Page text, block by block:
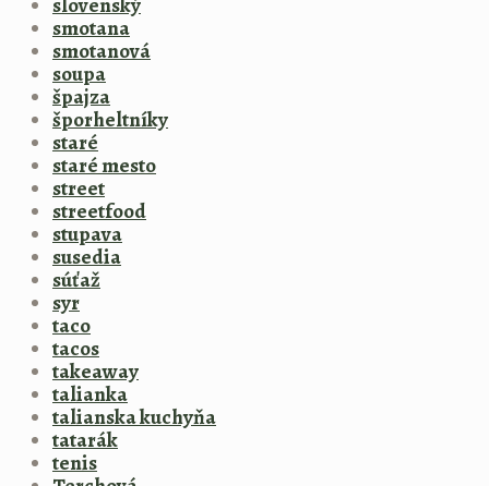
slovenský
smotana
smotanová
soupa
špajza
šporheltníky
staré
staré mesto
street
streetfood
stupava
susedia
súťaž
syr
taco
tacos
takeaway
talianka
talianska kuchyňa
tatarák
tenis